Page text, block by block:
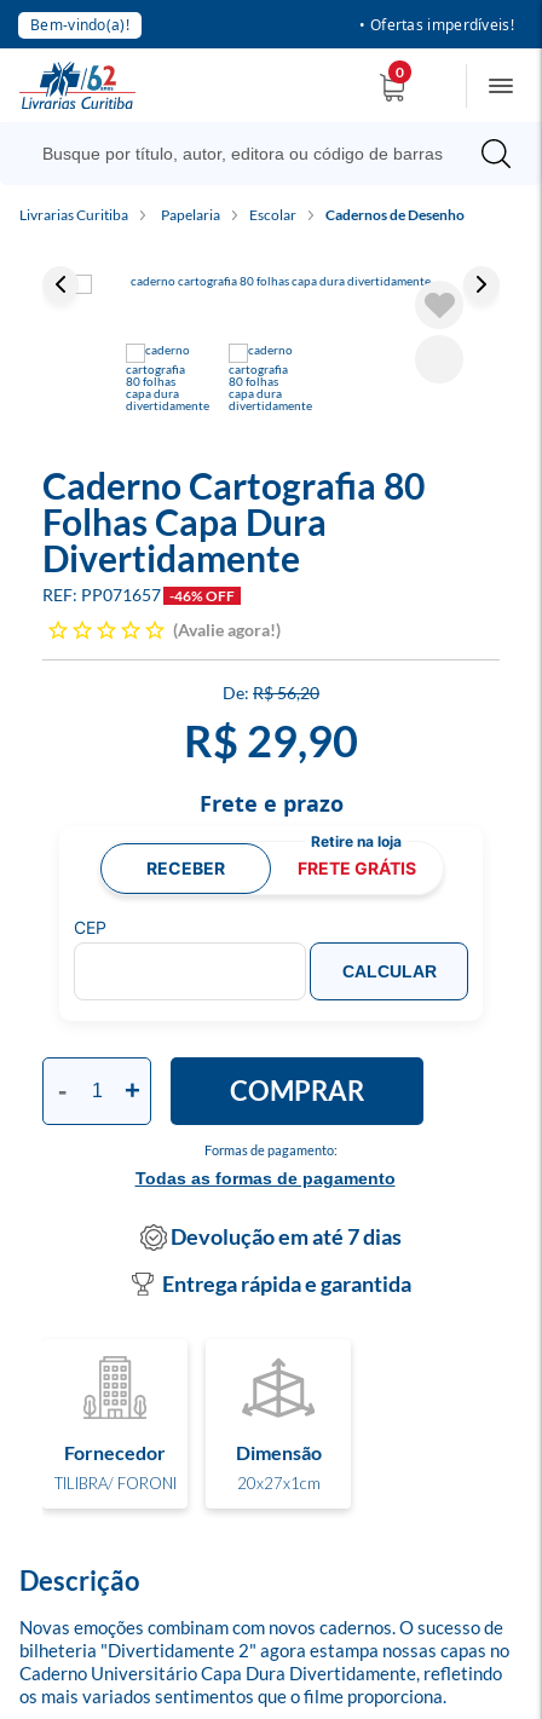
Bem-vindo(a)! • Ofertas imperdíveis!
0
Livrarias Curitiba Papelaria Escolar Cadernos de Desenho
Caderno Cartografia 80
Folhas Capa Dura
Divertidamente
PP071657 -46% OFF
Avalie agora!
R$ 56,20
R$ 29,90
Formas de pagamento:
Todas as formas de pagamento
- + COMPRAR
Frete e prazo
RECEBER FRETE GRÁTIS
CEP
CALCULAR
Devolução em até 7 dias
Entrega rápida e garantida
Fornecedor
TILIBRA/ FORONI
Dimensão
20x27x1cm
Descrição
Novas emoções combinam com novos cadernos. O sucesso de
bilheteria "Divertidamente 2" agora estampa nossas capas no
Caderno Universitário Capa Dura Divertidamente, refletindo
os mais variados sentimentos que o filme proporciona.